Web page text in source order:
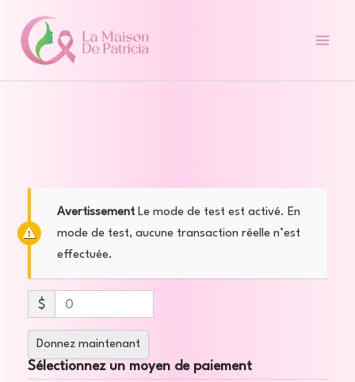
contenu
AvertissementLe mode de test est activé. En
mode de test, aucune transaction réelle n’est
effectuée.
$ 0
Donnez maintenant
Sélectionnez un moyen de paiement